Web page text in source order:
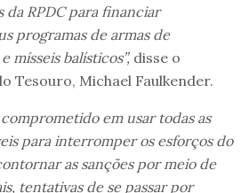
da RPDC para financiar
programas de armas de
mísseis balísticos”, disse o
Tesouro, Michael Faulkender.
em usar todas as
para interromper os esforços do
as sanções por meio de
tentativas de se passar por